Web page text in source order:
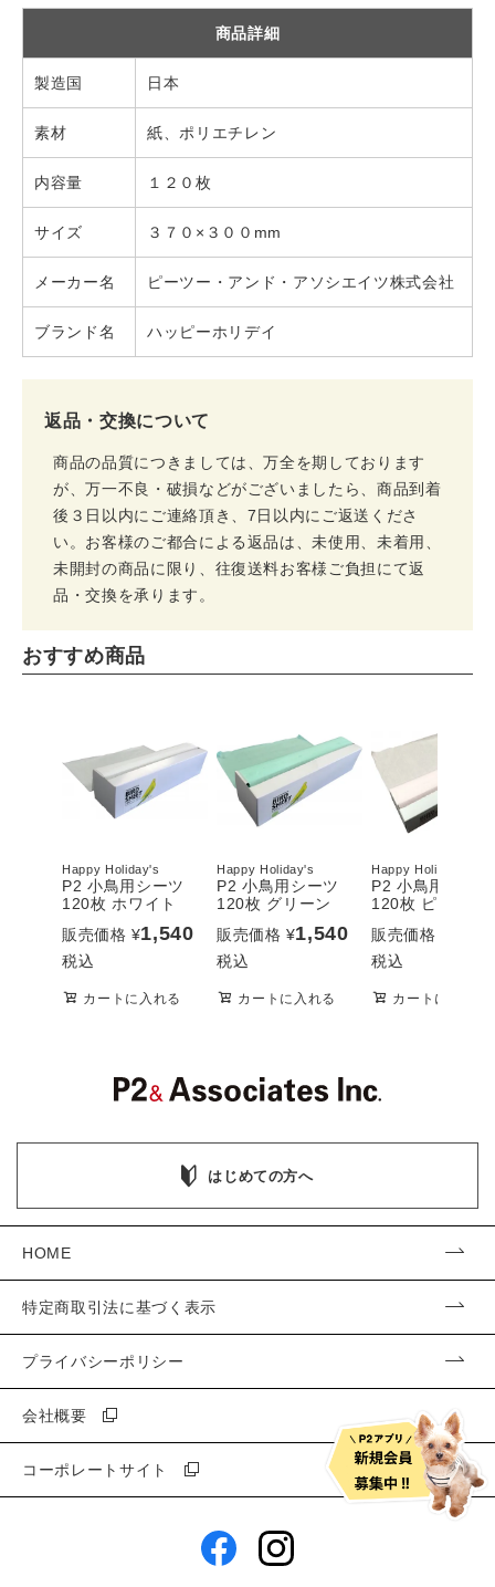
商品詳細
製造国 日本
素材 紙、ポリエチレン
内容量 １２０枚
サイズ ３７０×３００mm
メーカー名 ピーツー・アンド・アソシエイツ株式会社
ブランド名 ハッピーホリデイ
返品・交換について
商品の品質につきましては、万全を期しております
が、万一不良・破損などがございましたら、商品到着
後３日以内にご連絡頂き、7日以内にご返送くださ
い。お客様のご都合による返品は、未使用、未着用、
未開封の商品に限り、往復送料お客様ご負担にて返
品・交換を承ります。
おすすめ商品
Happy Holiday's
P2 小鳥用シーツ
120枚 ホワイト
販売価格 ¥1,540
税込
カートに入れる
Happy Holiday's
P2 小鳥用シーツ
120枚 グリーン
販売価格 ¥1,540
税込
カートに入れる
Happy Holiday's
P2 小鳥用シーツ
120枚 ピンク
販売価格
税込
カートに入れる
はじめての方へ
HOME
特定商取引法に基づく表示
プライバシーポリシー
会社概要
コーポレートサイト